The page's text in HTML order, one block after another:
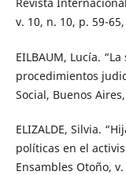
Revista
v. 10, n. 10, p. 59-
EILBAUM, Lucía.
procedimientos
Social, Buenos
ELIZALDE, Silvia.
políticas en el
Ensambles Otoño,